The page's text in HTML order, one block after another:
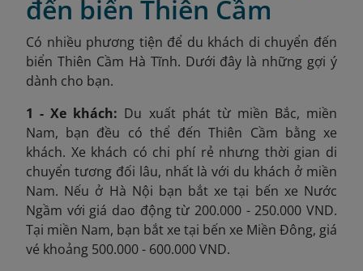
đến biển Thiên Cầm
Có nhiều phương tiện để du khách di chuyển đến
biển Thiên Cầm Hà Tĩnh. Dưới đây là những gợi ý
dành cho bạn.
1 - Xe khách: Du xuất phát từ miền Bắc, miền
Nam, bạn đều có thể đến Thiên Cầm bằng xe
khách. Xe khách có chi phí rẻ nhưng thời gian di
chuyển tương đối lâu, nhất là với du khách ở miền
Nam. Nếu ở Hà Nội bạn bắt xe tại bến xe Nước
Ngầm với giá dao động từ 200.000 - 250.000 VND.
Tại miền Nam, bạn bắt xe tại bến xe Miền Đông, giá
vé khoảng 500.000 - 600.000 VND.